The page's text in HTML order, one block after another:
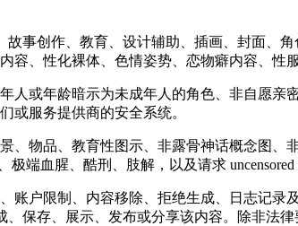
故事创作、教育、设计辅助、插画、封面、
、性化裸体、色情姿势、恋物癖内容、性
或年龄暗示为未成年人的角色、非自愿亲
或服务提供商的安全系统。
、物品、教育性图示、非露骨神话概念图
端血腥、酷刑、肢解，以及请求 uncensored
账户限制、内容移除、拒绝生成、日志记
、保存、展示、发布或分享该内容。除非法